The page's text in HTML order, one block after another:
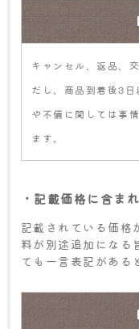
キャンセル、返品、
だし、商品到着後3
や不備に関しては事
ます。
・記載価格に含ま
記載されている価格
料が別途追加になる
ても一言表記がある